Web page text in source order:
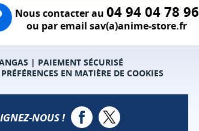
Nous contacter au 04 94 04 78 96
ou par email sav(a)anime-store.fr
| PAIEMENT SÉCURISÉ
PRÉFÉRENCES EN MATIÈRE DE COOKIES
NOUS !